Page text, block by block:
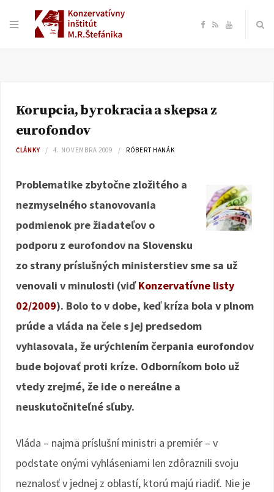
F
e
o
R Y
e
Korupcia, byrokracia a skepsa z
eurofondov
ČLÁNKY 4. NOVEMBRA 2009 RÓBERT HANÁK
Problematike zbytočne zložitého a
nezmyselného stanovovania
podmienok pre žiadateľov o
podporu z eurofondov na Slovensku
zo strany príslušných ministerstiev sme sa už
venovali v minulosti (viďKonzervatívne listy
02/2009). Bolo to v dobe, keď kríza bola v plnom
prúde a vláda na čele s jej predsedom
vyhlasovala, že urýchlením čerpania eurofondov
bude bojovať proti kríze. Odborníkom bolo už
vtedy zrejmé, že ide o nereálne a
neuskutočniteľné sľuby.
Vláda – najmä príslušní ministri a premiér – v
podstate onými vyhláseniami len zdôraznili svoju
neznalosť v jednej z oblastí, ktorú majú riadiť. Nie je